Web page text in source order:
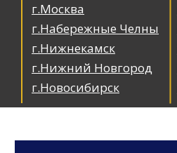
г.Москва
г.Набережные Челны
г.Нижнекамск
г.Нижний Новгород
г.Новосибирск